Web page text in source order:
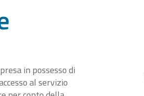
in possesso di
al servizio